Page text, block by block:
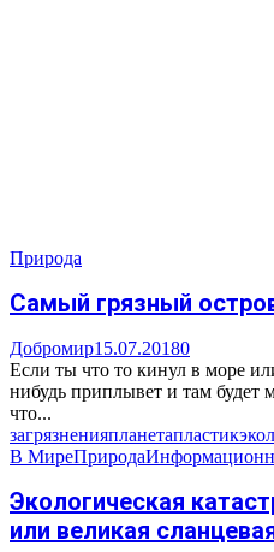
Природа
Самый грязный
Добромир15.07.20180
Если ты что то кинул в море
нибудь приплывет и там будет
что...
загрязненияпланетапластик
В МиреПрирода
Экологическая
или великая